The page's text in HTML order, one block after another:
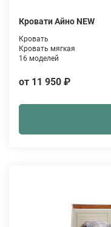
Кровати Айно NEW
Кровать
Кровать мягкая
16 моделей
от 11 950 ₽